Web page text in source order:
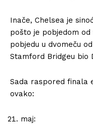
Inače, Chelsea je
pošto je pobjedom od
pobjedu u dvomeču
Stamford Bridgeu bio
Sada raspored finala
ovako:
maj: